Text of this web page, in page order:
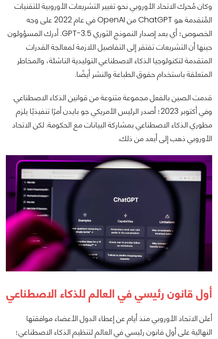
وكان مُحرك الاتحاد الأوروبي نحو تغيير التشريعات الأوروبية للتقنيات
المُتقدمة هو ChatGPT من OpenAI في عام 2022 على وجه
الخصوص؛ أي بعد إصدار النموذج الثوري GPT-3.5. أدرك المسؤولون
حينها أن التشريعات تفتقر إلى التفاصيل اللازمة لمعالجة القدرات
المتقدمة لتكنولوجيا الذكاء الاصطناعي التوليدية الناشئة، والمخاطر
المتعلقة باستخدام حقوق الطباعة والنشر أيضًا.
قدمت الصين بالفعل مجموعة متنوعة من قوانين الذكاء الاصطناعي.
وفي أكتوبر 2023؛ أصدر الرئيس الأمريكي جو بايدن أمرًا تنفيذيًا يلزم
مطوري الذكاء الاصطناعي بمشاركة البيانات مع الحكومة. لكن الاتحاد
الأوروبي ذهب إلى أبعد من ذلك.
أول قانون رئيسي في العالم للذكاء الاصطناعي
أعلن الاتحاد الأوروبي منذ أيام عن إعطاء الدول الأعضاء موافقتها
النهائية على أول قانون رئيسي في العالم لتنظيم الذكاء الاصطناعي؛